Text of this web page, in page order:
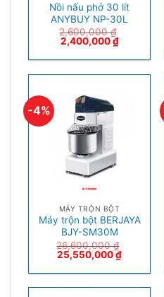
Nồi nấu phở 30 lít
ANYBUY NP-30L
2,600,000₫
2,400,000₫
-4%
MÁY TRỘN BỘT
Máy trộn bột BERJAYA
BJY-SM30M
26,600,000₫
25,550,000₫